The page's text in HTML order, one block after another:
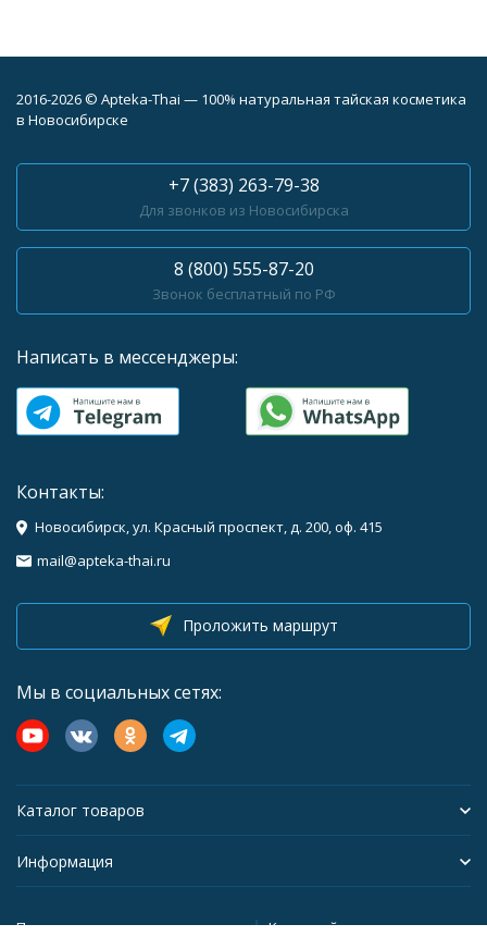
2016-2026 © Apteka-Thai — 100% натуральная тайская косметика
в Новосибирске
+7 (383) 263-79-38
Для звонков из Новосибирска
8 (800) 555-87-20
Звонок бесплатный по РФ
Написать в мессенджеры:
Контакты:
Новосибирск, ул. Красный проспект, д. 200, оф. 415
mail@apteka-thai.ru
Проложить маршрут
Мы в социальных сетях:
Каталог товаров
Информация
Политика персональных данных Карта сайта